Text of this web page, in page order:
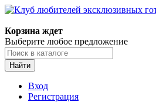
Корзина ждет
Выберите любое предложение
Найти
Вход
Регистрация